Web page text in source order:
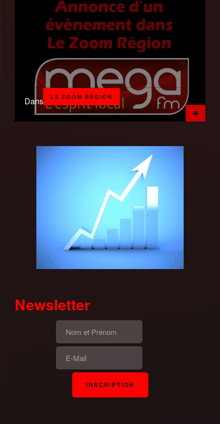
Dans LE ZOOM RÉGION
Newsletter